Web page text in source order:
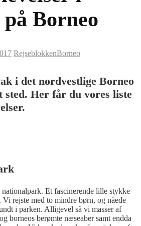
Borneo
RejseblokkenBorneo
i det nordvestlige Borneo
sted. Her får du vores liste
Et fascinerende lille stykke
rejste med to mindre børn, og nåede
i parken. Alligevel så vi masser af
borneos berømte næseaber samt endda